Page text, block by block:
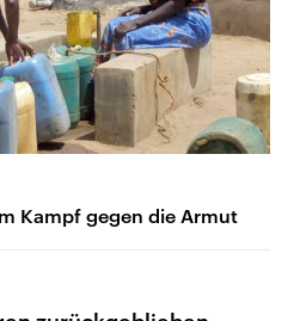
Kampf gegen die Armut